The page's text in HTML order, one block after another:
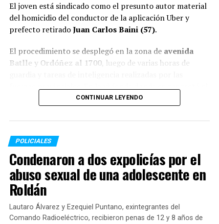
El joven está sindicado como el presunto autor material
del homicidio del conductor de la aplicación Uber y
prefecto retiradoJuan Carlos Baini (57).
El procedimiento se desplegó en la zona de avenida
Batlle y Ordóñez al 1700, luego de varias horas de
arresto, los agentes secuestraron cuatro teléfonos
sometidos a peritajes técnicos por orden judicial.
El crimen del chofer en colectora de
Circunvalación
El detenido registraba pedido de captura emitido por el
Ministerio Público de la Acusación (MPA) desde el
pasado 15 de marzo, un día después del asesinato de
Baini.
CONTINUAR LEYENDO
POLICIALES
Condenaron a dos expolicías por el
abuso sexual de una adolescente en
Roldán
Lautaro Álvarez y Ezequiel Puntano, exintegrantes del
Comando Radioeléctrico, recibieron penas de 12 y 8 años de